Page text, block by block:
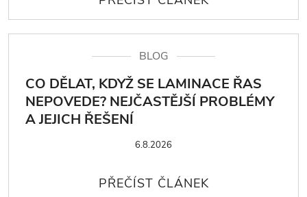
BLOG
CO DĚLAT, KDYŽ SE LAMINACE ŘAS
NEPOVEDE? NEJČASTĚJŠÍ PROBLÉMY
A JEJICH ŘEŠENÍ
6.8.2026